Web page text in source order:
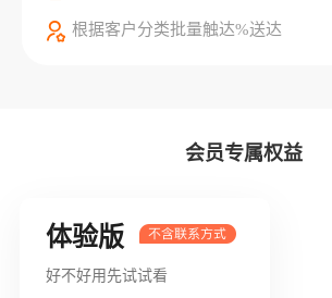
根据客户分类批量触达%送达
会员专属权益
体验版
好不好用先试试看